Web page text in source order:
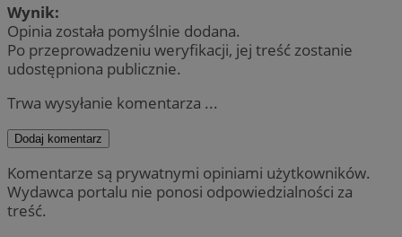
Wynik:
Opinia została pomyślnie dodana.
Po przeprowadzeniu weryfikacji, jej treść zostanie
udostępniona publicznie.
Trwa wysyłanie komentarza ...
Dodaj komentarz
Komentarze są prywatnymi opiniami użytkowników.
Wydawca portalu nie ponosi odpowiedzialności za
treść.